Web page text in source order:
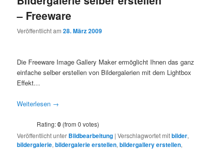
– Freeware
Veröffentlicht am28. März 2009
Die Freeware Image Gallery Maker ermöglicht Ihnen das ganz
einfache selber erstellen von Bildergalerien mit dem Lightbox
Effekt…
Weiterlesen →
Rating:0 (from 0 votes)
Veröffentlicht unter Bildbearbeitung |Verschlagwortet mitbilder,
bildergalerie,bildergalerie erstellen,bildergallery erstellen,